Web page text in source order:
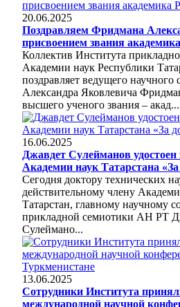
20.06.2025
Поздравляем Фридмана
присвоением звания
Коллектив Института
Академии наук Республики
поздравляет ведущего научного
Александра Яковлевича
высшего ученого звания – акад...
16.06.2025
Джавдет Сулейманов удостоен
Академии наук Татарстана
Сегодня доктору технических
действительному члену
Татарстан, главному научному
прикладной семиотики АН РТ
Сулеймано...
13.06.2025
Сотрудники Института
международной научной